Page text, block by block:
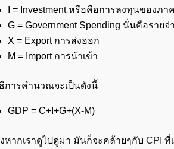
I = Investment หรือคือการลงทุนของภา
G = Government Spending นั่นคือราย
X = Export การส่งออก
M = Import การนำเข้า
การคำนวณจะเป็นดังนี้
GDP = C+I+G+(X-M)
หากเราดูไปดูมา มันก็จะคล้ายๆกับ CPI ที่